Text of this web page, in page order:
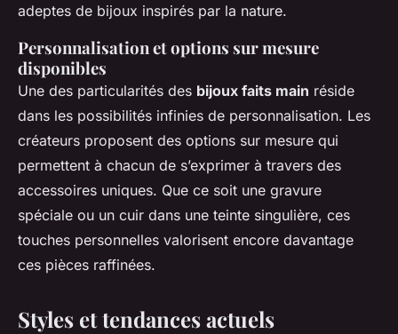
adeptes de bijoux inspirés par la nature.
Personnalisation et options sur mesure
disponibles
Une des particularités des bijoux faits main réside
dans les possibilités infinies de personnalisation. Les
créateurs proposent des options sur mesure qui
permettent à chacun de s’exprimer à travers des
accessoires uniques. Que ce soit une gravure
spéciale ou un cuir dans une teinte singulière, ces
touches personnelles valorisent encore davantage
ces pièces raffinées.
Styles et tendances actuels